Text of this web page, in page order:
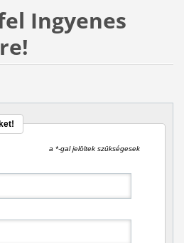
Ingyenes
a *-gal jelöltek szükségesek